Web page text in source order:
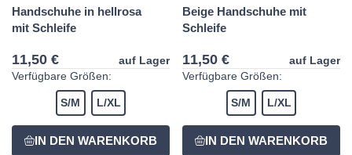
Handschuhe in hellrosa
mit Schleife
11,50 €
auf Lager
Verfügbare Größen:
S/M L/XL
Beige Handschuhe mit
Schleife
11,50 €
auf Lager
Verfügbare Größen:
S/M L/XL